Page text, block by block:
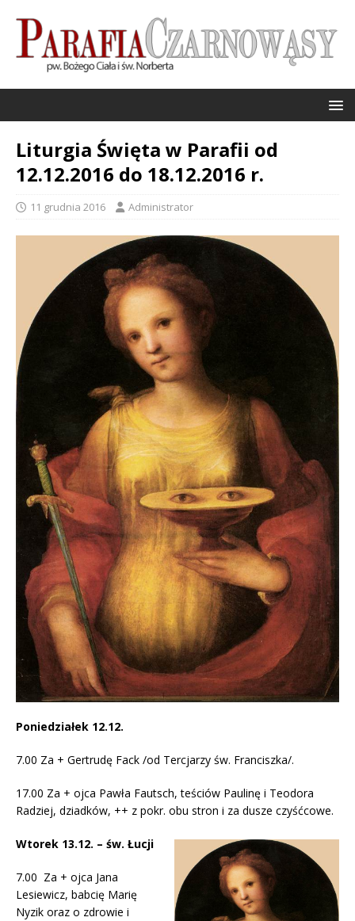
Liturgia Święta w Parafii od
12.12.2016 do 18.12.2016 r.
11 grudnia 2016 Administrator
Poniedziałek 12.12.
7.00 Za + Gertrudę Fack /od Tercjarzy św. Franciszka/.
17.00 Za + ojca Pawła Fautsch, teściów Paulinę i Teodora
Radziej, dziadków, ++ z pokr. obu stron i za dusze czyśćcowe.
Wtorek 13.12. – św. Łucji
7.00 Za + ojca Jana
Lesiewicz, babcię Marię
Nyzik oraz o zdrowie i